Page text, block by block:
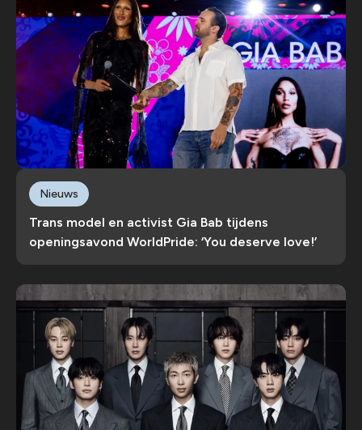
Trans model en activist Gia Bab tijdens
openingsavond WorldPride: ‘You deserve love!’
Nieuws